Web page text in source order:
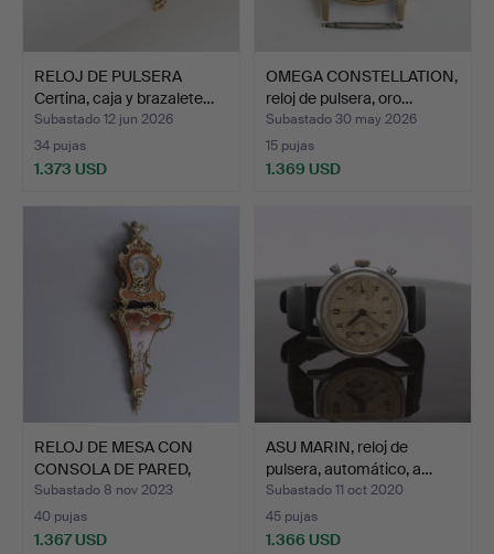
RELOJ DE PULSERA
Certina, caja y brazalete…
Subastado 12 jun 2026
34 pujas
1.373 USD
OMEGA CONSTELLATION,
reloj de pulsera, oro…
Subastado 30 may 2026
15 pujas
1.369 USD
RELOJ DE MESA CON
CONSOLA DE PARED,
Lenzki…
Subastado 8 nov 2023
40 pujas
1.367 USD
ASU MARIN, reloj de
pulsera, automático, a…
Subastado 11 oct 2020
45 pujas
1.366 USD